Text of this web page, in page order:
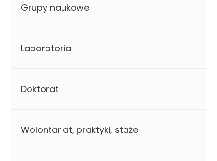
Grupy naukowe
Laboratoria
Doktorat
Wolontariat, praktyki, staże